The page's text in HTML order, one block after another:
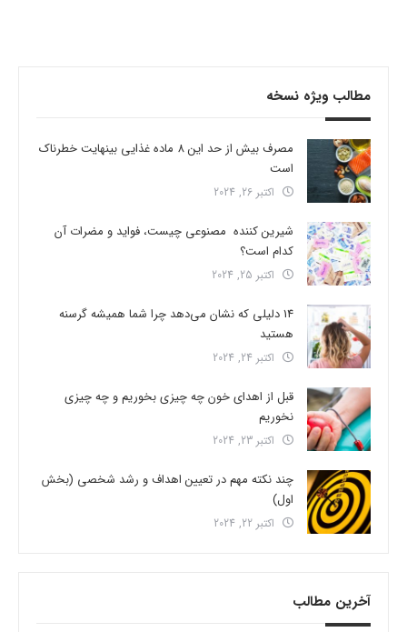
مطالب ویژه نسخه
مصرف بیش از حد این 8 ماده غذایی بینهایت خطرناک
است
اکتبر 26, 2024
شیرین کننده مصنوعی چیست، فواید و مضرات آن
کدام است؟
اکتبر 25, 2024
14 دلیلی که نشان می‌دهد چرا شما همیشه گرسنه
هستید
اکتبر 24, 2024
قبل از اهدای خون چه چیزی بخوریم و چه چیزی
نخوریم
اکتبر 23, 2024
چند نکته مهم در تعیین اهداف و رشد شخصی (بخش
اول)
اکتبر 22, 2024
آخرین مطالب